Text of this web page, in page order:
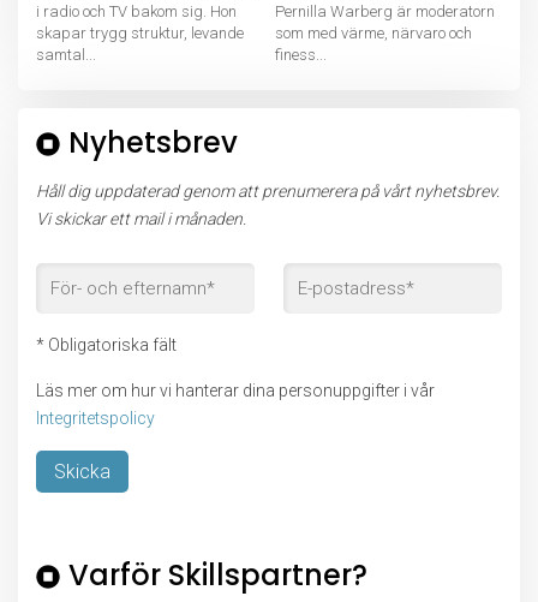
i radio och TV bakom sig. Hon
skapar trygg struktur, levande
samtal...
Pernilla Warberg är moderatorn
som med värme, närvaro och
finess...
Nyhetsbrev
Håll dig uppdaterad genom att prenumerera på vårt nyhetsbrev.
Vi skickar ett mail i månaden.
* Obligatoriska fält
Läs mer om hur vi hanterar dina personuppgifter i vår
Integritetspolicy
Varför Skillspartner?